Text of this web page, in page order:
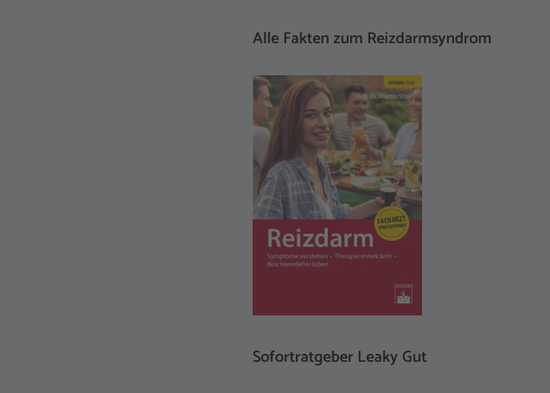
Alle Fakten zum Reizdarmsyndrom
Sofortratgeber Leaky Gut